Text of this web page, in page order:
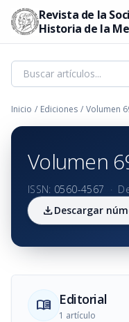
Revista de la
Historia de la
Inicio / Ediciones / Volumen
Volumen
ISSN: 0560-4567 ·
downloadDescargar
menu_book Editorial
1 artículo